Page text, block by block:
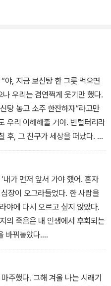
석할 때마다 후회되는 영어 공
도 있고, 인생의 작은 해프닝으
해내고 싶은 일도 있다. 50가지
. 바로 누구보다 열정적으로, 치
후회라는 것이다. 사랑하지 않
또한 남지 않기 때문이다.
, 참 고맙다."
야, 지금 보신탕 한 그릇 먹으면
우리는 겸연쩍게 웃기만 했다.
탕 놓고 소주 한잔하자”라고만
우리 이해해줄 거야. 빈털터리라
후, 그 친구가 세상을 떠났다. 그
보신탕 한 그릇 사주지도 못한 못
책했다.
내가 먼저 앞서 가야 했어. 혼자
장이 오그라들었다. 한 사람을
야에 다시 오르고 싶지 않았다.
의 죽음은 내 인생에서 후회되는
바꿔놓았다.
주했다. 그해 겨울 나는 시래기